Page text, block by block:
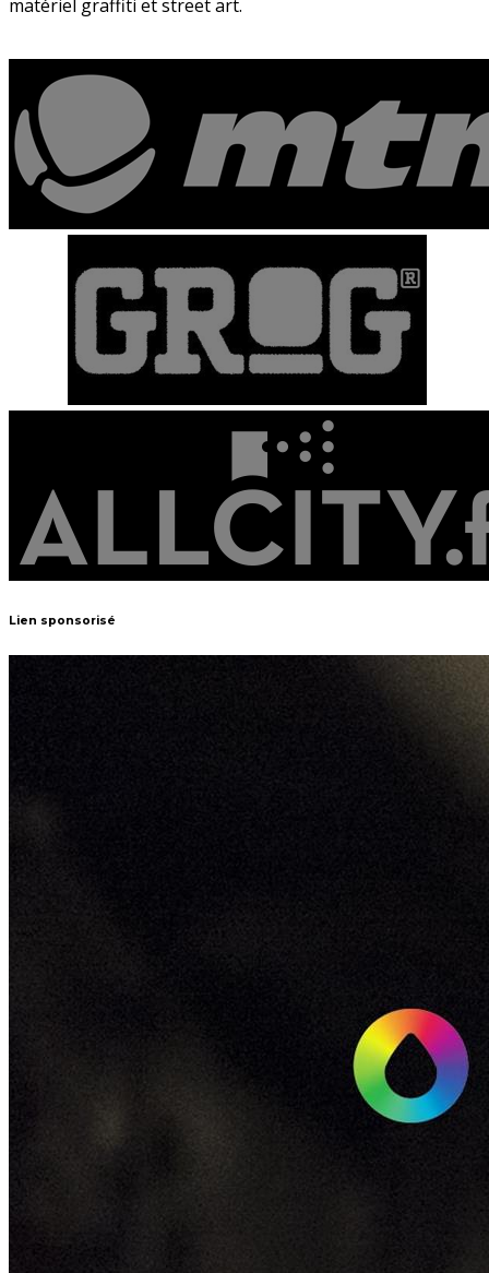
matériel graffiti et street art.
Lien sponsorisé